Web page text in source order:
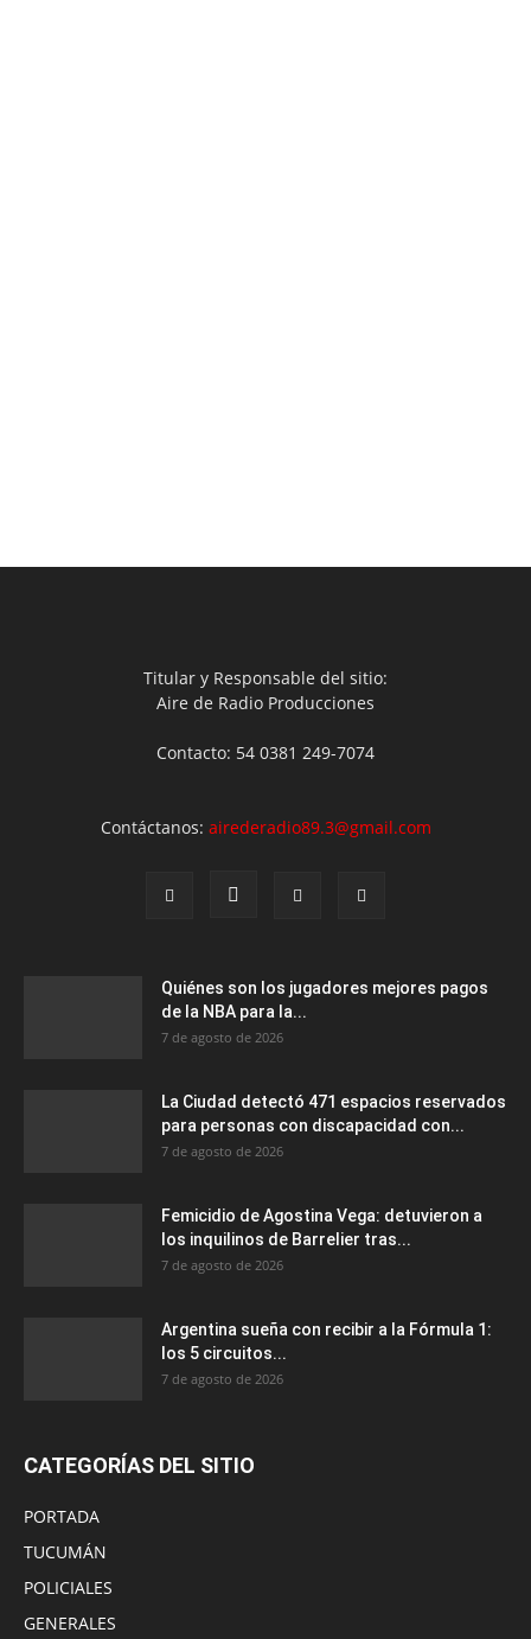
Titular y Responsable del sitio:
Aire de Radio Producciones
Contacto: 54 0381 249-7074
Contáctanos: airederadio89.3@gmail.com
Quiénes son los jugadores mejores pagos
de la NBA para la...
7 de agosto de 2026
La Ciudad detectó 471 espacios reservados
para personas con discapacidad con...
7 de agosto de 2026
Femicidio de Agostina Vega: detuvieron a
los inquilinos de Barrelier tras...
7 de agosto de 2026
Argentina sueña con recibir a la Fórmula 1:
los 5 circuitos...
7 de agosto de 2026
CATEGORÍAS DEL SITIO
PORTADA
TUCUMÁN
POLICIALES
GENERALES